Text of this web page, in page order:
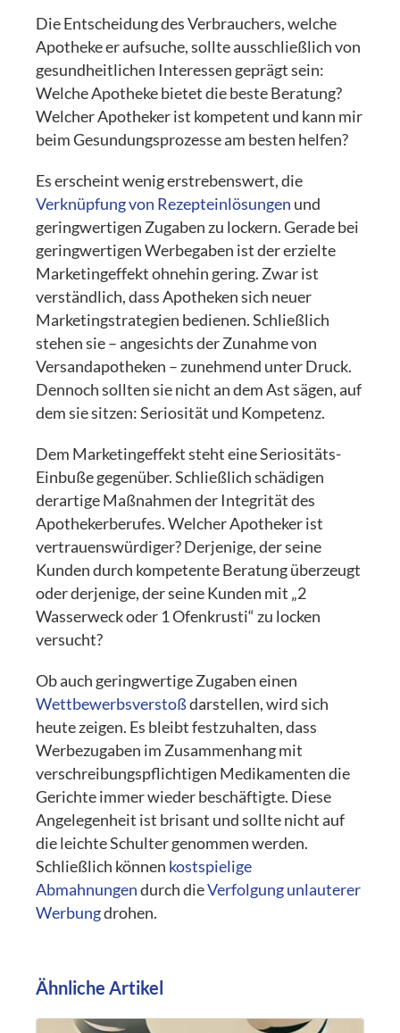
Die Entscheidung des Verbrauchers, welche
Apotheke er aufsuche, sollte ausschließlich von
gesundheitlichen Interessen geprägt sein:
Welche Apotheke bietet die beste Beratung?
Welcher Apotheker ist kompetent und kann mir
beim Gesundungsprozesse am besten helfen?
Es erscheint wenig erstrebenswert, die
Verknüpfung von Rezepteinlösungen und
geringwertigen Zugaben zu lockern. Gerade bei
geringwertigen Werbegaben ist der erzielte
Marketingeffekt ohnehin gering. Zwar ist
verständlich, dass Apotheken sich neuer
Marketingstrategien bedienen. Schließlich
stehen sie – angesichts der Zunahme von
Versandapotheken – zunehmend unter Druck.
Dennoch sollten sie nicht an dem Ast sägen, auf
dem sie sitzen: Seriosität und Kompetenz.
Dem Marketingeffekt steht eine Seriositäts-
Einbuße gegenüber. Schließlich schädigen
derartige Maßnahmen der Integrität des
Apothekerberufes. Welcher Apotheker ist
vertrauenswürdiger? Derjenige, der seine
Kunden durch kompetente Beratung überzeugt
oder derjenige, der seine Kunden mit „2
Wasserweck oder 1 Ofenkrusti“ zu locken
versucht?
Ob auch geringwertige Zugaben einen
Wettbewerbsverstoßdarstellen, wird sich
heute zeigen. Es bleibt festzuhalten, dass
Werbezugaben im Zusammenhang mit
verschreibungspflichtigen Medikamenten die
Gerichte immer wieder beschäftigte. Diese
Angelegenheit ist brisant und sollte nicht auf
die leichte Schulter genommen werden.
Schließlich können kostspielige
Abmahnungendurch dieVerfolgung unlauterer
Werbungdrohen.
Ähnliche Artikel